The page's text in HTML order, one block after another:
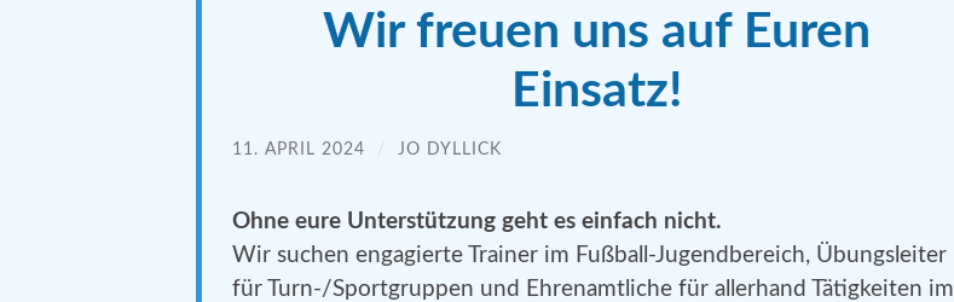
Wir freuen uns auf Euren
Einsatz!
11. APRIL 2024 / JO DYLLICK
Ohne eure Unterstützung geht es einfach nicht.
Wir suchen engagierte Trainer im Fußball-Jugendbereich, Übungsleiter
für Turn-/Sportgruppen und Ehrenamtliche für allerhand Tätigkeiten im